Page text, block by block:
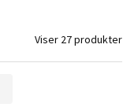
Viser 27 produkter